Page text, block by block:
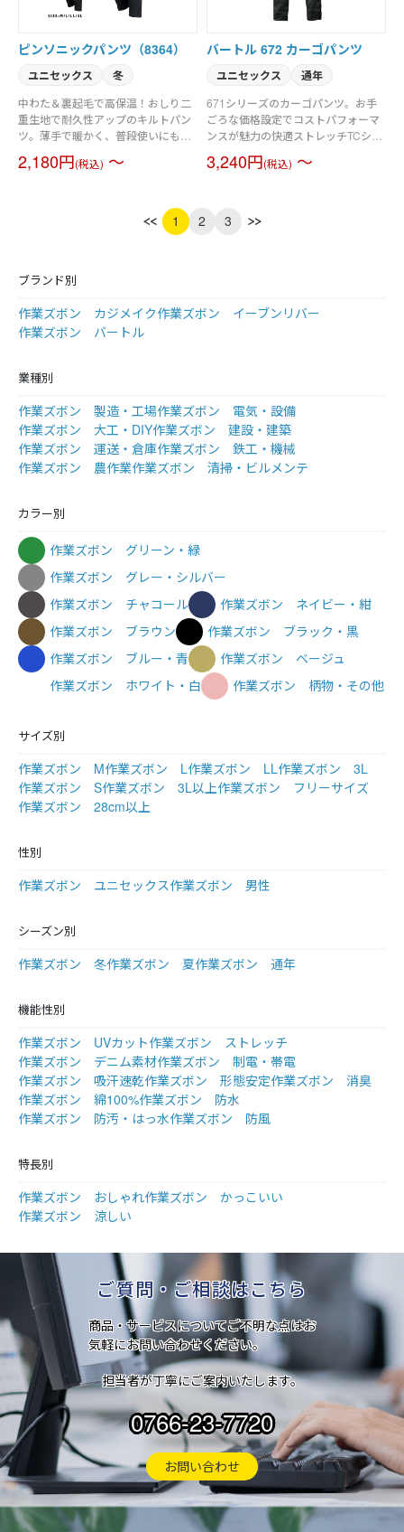
ピンソニックパンツ（8364）
ユニセックス 冬
中わた＆裏起毛で高保温！おしり二
重生地で耐久性アップのキルトパン
ツ。薄手で暖かく、普段使いにも最
2,180円(税込) ～
バートル 672 カーゴパンツ
ユニセックス 通年
671シリーズのカーゴパンツ。お手
ごろな価格設定でコストパフォーマ
ンスが魅力の快適ストレッチTCシリ
身体の動きを快適にサポート。すっ
用に対応。素材／T/Cストレッチツイ
3,240円(税込) ～
1 2 3
ブランド別
作業ズボン カジメイク作業ズボン イーブンリバー
作業ズボン バートル
業種別
作業ズボン 製造・工場作業ズボン 電気・設備
作業ズボン 大工・DIY作業ズボン 建設・建築
作業ズボン 運送・倉庫作業ズボン 鉄工・機械
作業ズボン 農作業作業ズボン 清掃・ビルメンテ
カラー別
作業ズボン グリーン・緑
作業ズボン グレー・シルバー
作業ズボン チャコール
作業ズボン ネイビー・紺
作業ズボン ブラウン
作業ズボン ブラック・黒
作業ズボン ブルー・青
作業ズボン ベージュ
作業ズボン ホワイト・白
作業ズボン 柄物・その他
サイズ別
作業ズボン M作業ズボン L作業ズボン LL作業ズボン 3L
作業ズボン S作業ズボン 3L以上作業ズボン フリーサイズ
作業ズボン 28cm以上
性別
作業ズボン ユニセックス作業ズボン 男性
シーズン別
作業ズボン 冬作業ズボン 夏作業ズボン 通年
機能性別
作業ズボン UVカット作業ズボン ストレッチ
作業ズボン デニム素材作業ズボン 制電・帯電
作業ズボン 吸汗速乾作業ズボン 形態安定作業ズボン 消臭
作業ズボン 綿100%作業ズボン 防水
作業ズボン 防汚・はっ水作業ズボン 防風
特長別
作業ズボン おしゃれ作業ズボン かっこいい
作業ズボン 涼しい
ご質問・ご相談はこちら
商品・サービスについてご不明な点はお
気軽にお問い合わせください。
担当者が丁寧にご案内いたします。
0766-23-7720
お問い合わせ